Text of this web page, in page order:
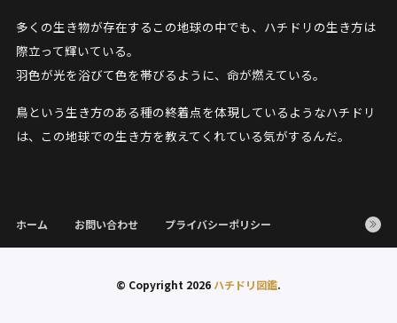
多くの生き物が存在するこの地球の中でも、ハチドリの生き方は
際立って輝いている。
羽色が光を浴びて色を帯びるように、命が燃えている。
鳥という生き方のある種の終着点を体現しているようなハチドリ
は、この地球での生き方を教えてくれている気がするんだ。
ホーム お問い合わせ プライバシーポリシー
© Copyright 2026 ハチドリ図鑑.